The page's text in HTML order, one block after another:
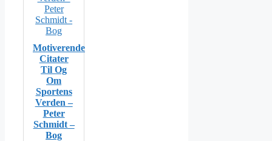
Motiverende
Citater
Til Og
Om
Sportens
Verden –
Peter
Schmidt –
Bog